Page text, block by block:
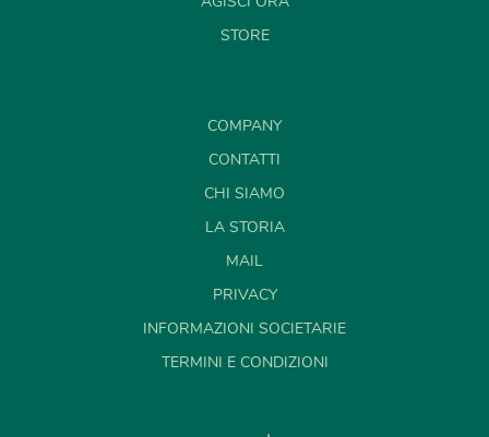
STORE
COMPANY
CONTATTI
CHI SIAMO
LA STORIA
MAIL
PRIVACY
INFORMAZIONI SOCIETARIE
TERMINI E CONDIZIONI